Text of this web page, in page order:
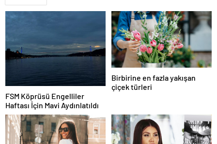
FSM Köprüsü Engelliler
Haftası İçin Mavi Aydınlatıldı
Birbirine en fazla yakışan
çiçek türleri